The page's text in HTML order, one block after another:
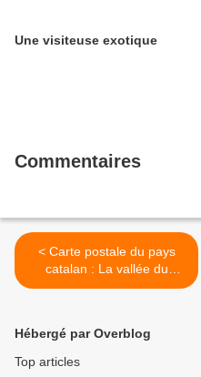
Une visiteuse exotique
Commentaires
< Carte postale du pays
catalan : La vallée du
Mondony
Hébergé par Overblog
Top articles